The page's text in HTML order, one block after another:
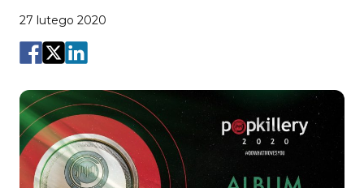
27 lutego 2020